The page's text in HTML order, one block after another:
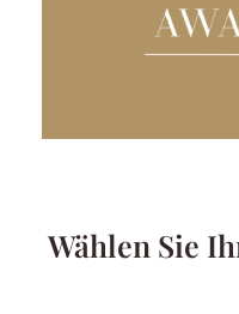
Wählen Sie